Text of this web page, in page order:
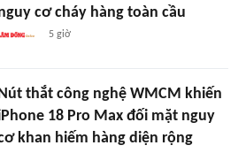
cơ cháy hàng toàn cầu
5 giờ
Nút thắt công nghệ WMCM khiến
18 Pro Max đối mặt nguy
khan hiếm hàng diện rộng